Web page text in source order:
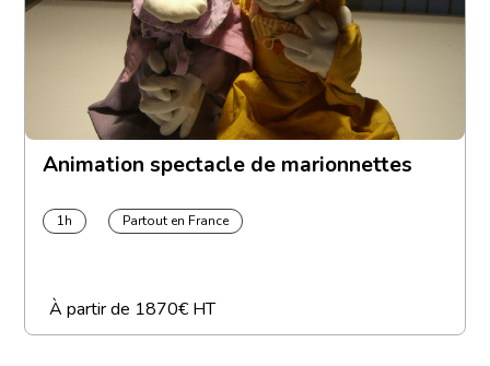
Animation spectacle de marionnettes
1h Partout en France
À partir de 1870€ HT